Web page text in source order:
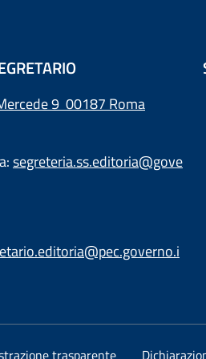
9 00187 Roma
segreteria.ss.editoria@gove
trasparente